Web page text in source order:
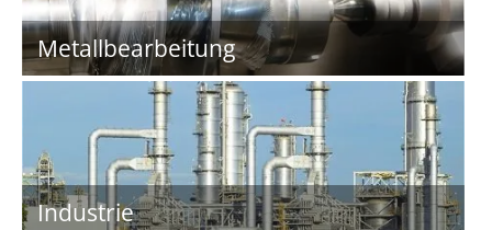
Metallbearbeitung
Industrie